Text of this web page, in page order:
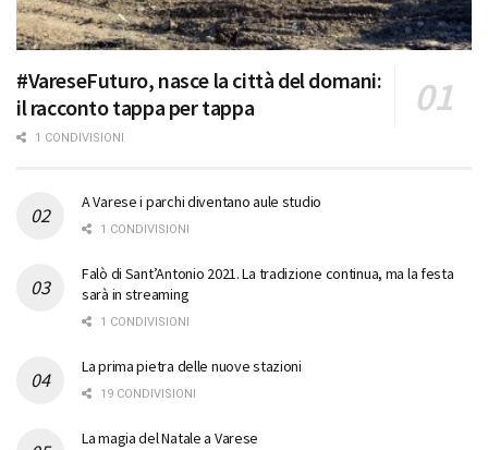
#VareseFuturo, nasce la città del domani:
il racconto tappa per tappa
1 CONDIVISIONI
A Varese i parchi diventano aule studio
1 CONDIVISIONI
Falò di Sant’Antonio 2021. La tradizione continua, ma la festa
sarà in streaming
1 CONDIVISIONI
La prima pietra delle nuove stazioni
19 CONDIVISIONI
La magia del Natale a Varese